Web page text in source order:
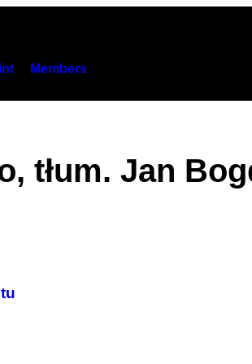
Members
tłum. Jan